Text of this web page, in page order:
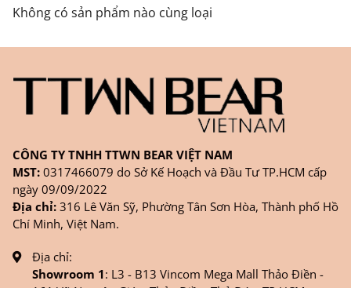
Thời gian nhận hàng: Đối với đơn hàng Online tại
TPHCM, sản phẩm sẽ được giao sớm nhất là 1
ngày sau khi đặt.
Không có sản phẩm nào cùng loại
CÔNG TY TNHH TTWN BEAR VIỆT NAM
MST: 0317466079 do Sở Kế Hoạch và Đầu Tư TP.HCM cấp
ngày 09/09/2022
Địa chỉ: 316 Lê Văn Sỹ, Phường Tân Sơn Hòa, Thành phố Hồ
Chí Minh, Việt Nam.
Địa chỉ:
Showroom 1: L3 - B13 Vincom Mega Mall Thảo Điền -